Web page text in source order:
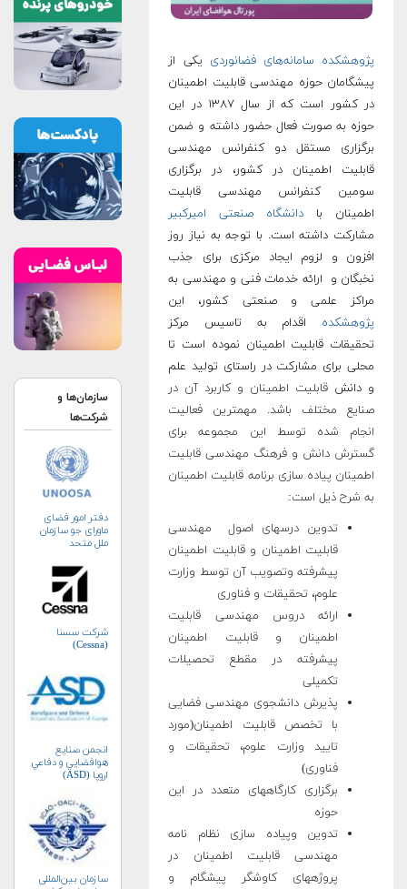
پژوهشکده سامانه‌های فضانوردی یکی از
پیشگامان حوزه مهندسی قابلیت اطمینان
در کشور است که از سال ۱۳۸۷ در این
حوزه به صورت فعال حضور داشته و ضمن
برگزاری مستقل دو کنفرانس مهندسی
قابلیت اطمینان در کشور، در برگزاری
سومین کنفرانس مهندسی قابلیت
اطمینان با دانشگاه صنعتی امیرکبیر
مشارکت داشته است. با توجه به نیاز روز
افزون و لزوم ایجاد مرکزی برای جذب
نخبگان و ارائه خدمات فنی و مهندسی به
مراکز علمی و صنعتی کشور، این
پژوهشکده اقدام به تاسیس مرکز
تحقیقات قابلیت اطمینان نموده است تا
محلی برای مشارکت در راستای تولید علم
و دانش قابلیت اطمینان و کاربرد آن در
صنایع مختلف باشد. مهمترین فعالیت
انجام شده توسط این مجموعه برای
گسترش دانش و فرهنگ مهندسی قابلیت
اطمینان پیاده سازی برنامه قابلیت اطمینان
به شرح ذیل است:
تدوین درس‏های اصول مهندسی
قابلیت اطمینان و قابلیت اطمینان
پیشرفته وتصویب آن توسط وزارت
علوم، تحقیقات و فناوری
ارائه دروس مهندسی قابلیت
اطمینان و قابلیت اطمینان
پیشرفته در مقطع تحصیلات
تکمیلی
پذیرش دانشجوی مهندسی فضایی
با تخصص قابلیت اطمینان(مورد
تایید وزارت علوم، تحقیقات و
فناوری)
برگزاری کارگاه‏های متعدد در این
حوزه
تدوین وپیاده سازی نظام نامه
مهندسی قابلیت اطمینان در
پروژه‏های کاوشگر پیشگام و
سازمان‌ها و
شرکت‌ها
دفتر امور فضای
ماورای جو سازمان
ملل متحد
شرکت سسنا
(Cessna)
انجمن صنايع
هوافضايي و دفاعي
اروپا (ASD)
سازمان بین‌المللی